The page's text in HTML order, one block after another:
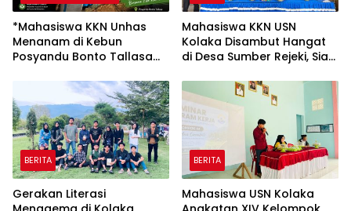
*Mahasiswa KKN Unhas
Menanam di Kebun
Posyandu Bonto Tallasa
Penanaman dengan
Memanfaatkan Bahan
Organik Sekitar Kuliah
Kerja Nyata (KKN)*
Mahasiswa KKN USN
Kolaka Disambut Hangat
di Desa Sumber Rejeki, Siap
Pemberdayaan
Masyarakat
BERITA
Gerakan Literasi
BERITA
Mahasiswa USN Kolaka